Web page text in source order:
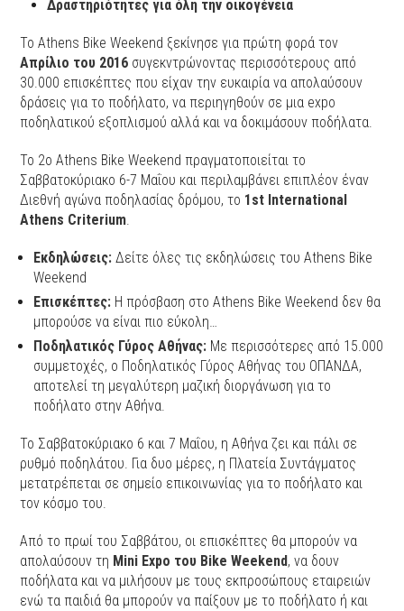
Δραστηριότητες για όλη την οικογένεια
Το Athens Bike Weekend ξεκίνησε για πρώτη φορά τον
Απρίλιο του 2016 συγεκντρώνοντας περισσότερους από
30.000 επισκέπτες που είχαν την ευκαιρία να απολαύσουν
δράσεις για το ποδήλατο, να περιηγηθούν σε μια expo
ποδηλατικού εξοπλισμού αλλά και να δοκιμάσουν ποδήλατα.
Το 2ο Athens Bike Weekend πραγματοποιείται το
Σαββατοκύριακο 6-7 Μαΐου και περιλαμβάνει επιπλέον έναν
Διεθνή αγώνα ποδηλασίας δρόμου, το 1st International
Athens Criterium.
Εκδηλώσεις: Δείτε όλες τις εκδηλώσεις του Athens Bike
Weekend
Επισκέπτες: Η πρόσβαση στο Athens Bike Weekend δεν θα
μπορούσε να είναι πιο εύκολη…
Ποδηλατικός Γύρος Αθήνας: Με περισσότερες από 15.000
συμμετοχές, ο Ποδηλατικός Γύρος Αθήνας του ΟΠΑΝΔΑ,
αποτελεί τη μεγαλύτερη μαζική διοργάνωση για το
ποδήλατο στην Αθήνα.
Το Σαββατοκύριακο 6 και 7 Μαΐου, η Αθήνα ζει και πάλι σε
ρυθμό ποδηλάτου. Για δυο μέρες, η Πλατεία Συντάγματος
μετατρέπεται σε σημείο επικοινωνίας για το ποδήλατο και
τον κόσμο του.
Από το πρωί του Σαββάτου, οι επισκέπτες θα μπορούν να
απολαύσουν τη Mini Expo του Bike Weekend, να δουν
ποδήλατα και να μιλήσουν με τους εκπροσώπους εταιρειών
ενώ τα παιδιά θα μπορούν να παίξουν με το ποδήλατο ή και